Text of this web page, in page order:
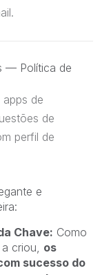
— Política de
apps de
de
perfil de
e
Chave: Como
criou, os
sucesso do